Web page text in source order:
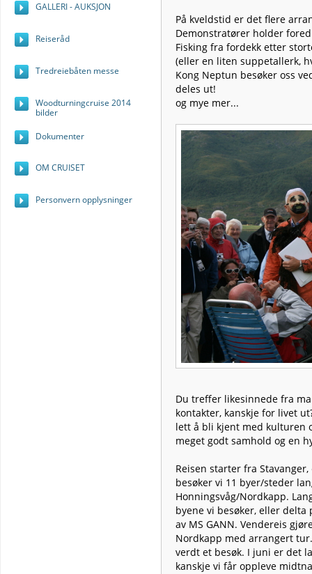
På kveldstid er det flere
Demonstratører holder
Fisking fra fordekk etter
(eller en liten suppetallerk,
Kong Neptun besøker oss
deles ut!
og mye mer...
Du treffer likesinnede fra
kontakter, kanskje for livet
lett å bli kjent med kulturen
meget godt samhold og en
Reisen starter fra
besøker vi 11 byer/steder
Honningsvåg/Nordkapp.
byene vi besøker, eller
av MS GANN. Vendereis
Nordkapp med arrangert
verdt et besøk. I juni er det
kanskje vi får oppleve
GALLERI - AUKSJON
Reiseråd
Tredreiebåten messe
Woodturningcruise 2014
bilder
Dokumenter
OM CRUISET
Personvern opplysninger